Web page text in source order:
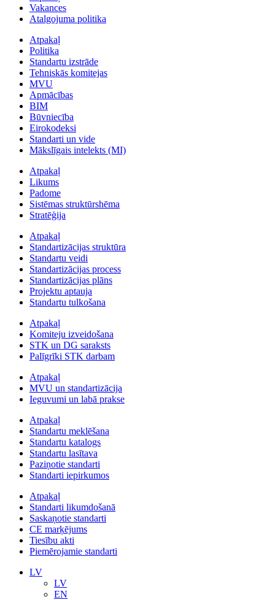
Vakances
Atalgojuma politika
Atpakaļ
Politika
Standartu izstrāde
Tehniskās komitejas
MVU
Apmācības
BIM
Būvniecība
Eirokodeksi
Standarti un vide
Mākslīgais intelekts (MI)
Atpakaļ
Likums
Padome
Sistēmas struktūrshēma
Stratēģija
Atpakaļ
Standartizācijas struktūra
Standartu veidi
Standartizācijas process
Standartizācijas plāns
Projektu aptauja
Standartu tulkošana
Atpakaļ
Komiteju izveidošana
STK un DG saraksts
Palīgrīki STK darbam
Atpakaļ
MVU un standartizācija
Ieguvumi un labā prakse
Atpakaļ
Standartu meklēšana
Standartu katalogs
Standartu lasītava
Paziņotie standarti
Standarti iepirkumos
Atpakaļ
Standarti likumdošanā
Saskaņotie standarti
CE marķējums
Tiesību akti
Piemērojamie standarti
LV
LV
EN